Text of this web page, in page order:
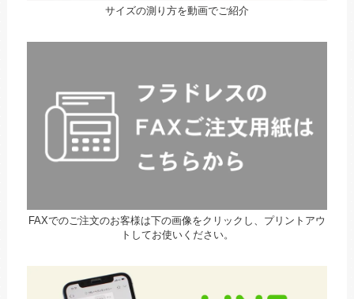
サイズの測り方を動画でご紹介
FAXでのご注文のお客様は下の画像をクリックし、プリントアウ
トしてお使いください。